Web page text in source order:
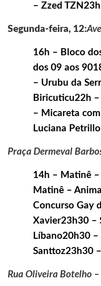
– Zzed
Segunda-feira, 12:
16h – Bloco
dos 09 aos
– Urubu da
Biricuticu22h
– Micareta
Luciana Petrillo
Praça Dermeval
14h – Matinê –
Matinê –
Concurso Gay
Xavier23h30 –
Líbano20h30
Santtoz23h30
Rua Oliveira Botelho